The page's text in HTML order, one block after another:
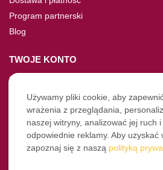
Program partnerski
Blog
TWOJE KONTO
Moje konto
Nie pamiętasz hasła?
Twoje zamówienia
NASZE SOCIALE
Używamy pliki cookie, aby
wrażenia z przeglądania,
naszej witryny, analizować jej ruch
odpowiednie reklamy. Aby uzyskać
zapoznaj się z naszą polityką